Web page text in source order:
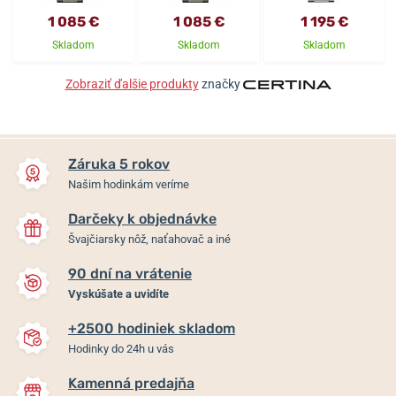
1 085 €
Skladom
1 085 €
Skladom
1 195 €
Skladom
Zobraziť ďalšie produktyznačky
Záruka 5 rokov
Našim hodinkám veríme
Darčeky k objednávke
Švajčiarsky nôž, naťahovač a iné
90 dní na vrátenie
Vyskúšate a uvidíte
+2500 hodiniek skladom
Hodinky do 24h u vás
Kamenná predajňa